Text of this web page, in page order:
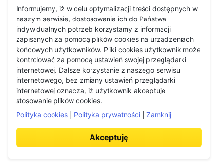
systematyzowania jej.
Praca w przemyśle medycznym i
kosmetycznym
Mało kto zna realia i standardy pracy w branży
medycznej, tak jak lekarze. Koncerny farmaceutyczne i
producenci sprzętu decydują się na zatrudnianie ich z
wielu względów. Lekarze znajdują pracę podczas
Informujemy, iż w celu optymalizacji treści dostępnych w
naszym serwisie, dostosowania ich do Państwa
indywidualnych potrzeb korzystamy z informacji
zapisanych za pomocą plików cookies na urządzeniach
końcowych użytkowników. Pliki cookies użytkownik może
kontrolować za pomocą ustawień swojej przeglądarki
internetowej. Dalsze korzystanie z naszego serwisu
internetowego, bez zmiany ustawień przeglądarki
internetowej oznacza, iż użytkownik akceptuje
stosowanie plików cookies.
Polityka cookies
Polityka prywatności Zamknij
Akceptuję